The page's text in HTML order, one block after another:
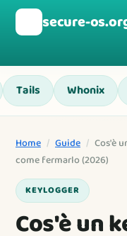
secure-
Tails Whonix
Home / Guide / Cos'è
come fermarlo (2026)
KEYLOGGER
Cos'è un